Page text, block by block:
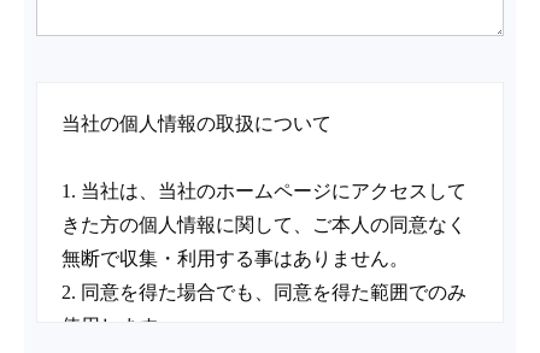
当社の個人情報の取扱について
1. 当社は、当社のホームページにアクセスして
きた方の個人情報に関して、ご本人の同意なく
無断で収集・利用する事はありません。
2. 同意を得た場合でも、同意を得た範囲でのみ
使用します。